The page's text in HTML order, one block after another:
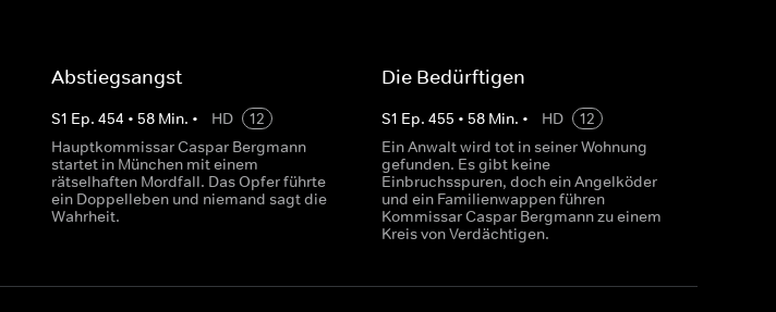
Abstiegsangst
S1 Ep. 454 • 58Min. • HD
12
Hauptkommissar Caspar Bergmann
startet in München mit einem
rätselhaften Mordfall. Das Opfer führte
ein Doppelleben und niemand sagt die
Wahrheit.
Die Bedürftigen
S1 Ep. 455 • 58Min. • HD
12
Ein Anwalt wird tot in seiner Wohnung
gefunden. Es gibt keine
Einbruchsspuren, doch ein Angelköder
und ein Familienwappen führen
Kommissar Caspar Bergmann zu einem
Kreis von Verdächtigen.